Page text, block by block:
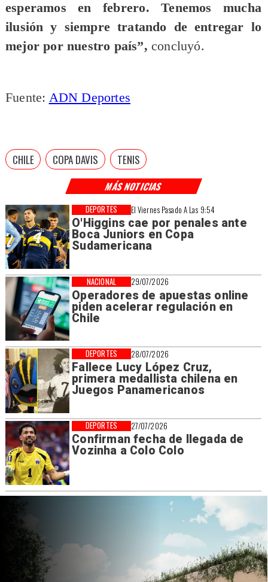
MÁS NOTICIAS
El Viernes Pasado A Las 9:54
O'Higgins cae por penales ante
Boca Juniors en Copa
Sudamericana
DEPORTES
29/07/2026
Operadores de apuestas online
piden acelerar regulación en
Chile
NACIONAL
28/07/2026
Fallece Lucy López Cruz,
primera medallista chilena en
Juegos Panamericanos
DEPORTES
27/07/2026
Confirman fecha de llegada de
Vozinha a Colo Colo
DEPORTES
esperamos en febrero. Tenemos mucha
ilusión y siempre tratando de entregar lo
mejor por nuestro país”, concluyó.
Fuente: ADN Deportes
CHILE COPA DAVIS TENIS